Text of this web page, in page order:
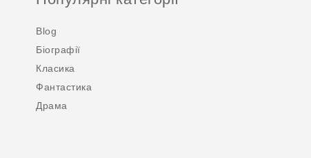
Blog
Біографії
Класика
Фантастика
Драма